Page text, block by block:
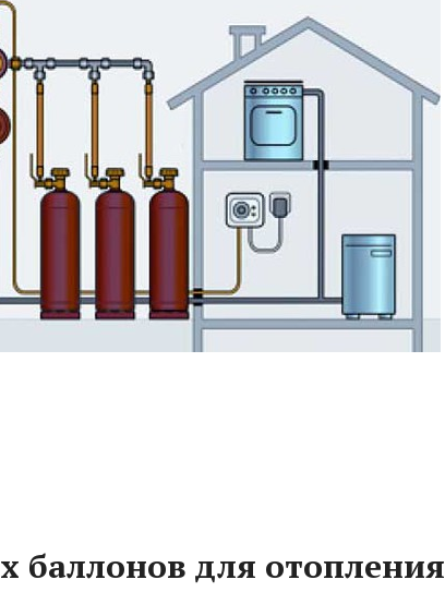
баллонов для отопления